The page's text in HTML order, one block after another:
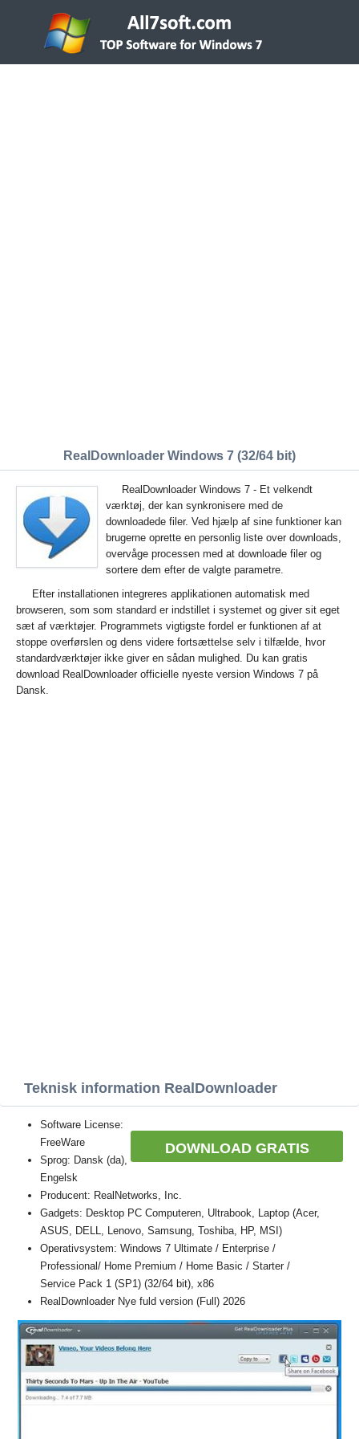
RealDownloader Windows 7 (32/64 bit)
RealDownloader Windows 7 - Et velkendt
værktøj, der kan synkronisere med de
downloadede filer. Ved hjælp af sine funktioner kan
brugerne oprette en personlig liste over downloads,
overvåge processen med at downloade filer og
sortere dem efter de valgte parametre.
Efter installationen integreres applikationen automatisk med
browseren, som som standard er indstillet i systemet og giver sit eget
sæt af værktøjer. Programmets vigtigste fordel er funktionen af at
stoppe overførslen og dens videre fortsættelse selv i tilfælde, hvor
standardværktøjer ikke giver en sådan mulighed. Du kan gratis
download RealDownloader officielle nyeste version Windows 7 på
Dansk.
Teknisk information RealDownloader
DOWNLOAD GRATIS
Software License:
FreeWare
Sprog: Dansk (da),
Engelsk
Producent: RealNetworks, Inc.
Gadgets: Desktop PC Computeren, Ultrabook, Laptop (Acer,
ASUS, DELL, Lenovo, Samsung, Toshiba, HP, MSI)
Operativsystem: Windows 7 Ultimate / Enterprise /
Professional/ Home Premium / Home Basic / Starter /
Service Pack 1 (SP1) (32/64 bit), x86
RealDownloader Nye fuld version (Full) 2026